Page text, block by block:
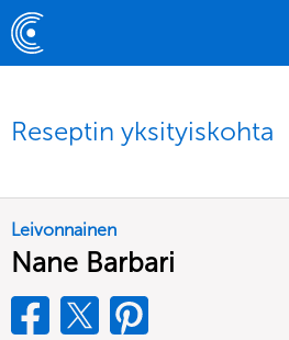
Reseptin yksityiskohta
Leivonnainen
Nane Barbari